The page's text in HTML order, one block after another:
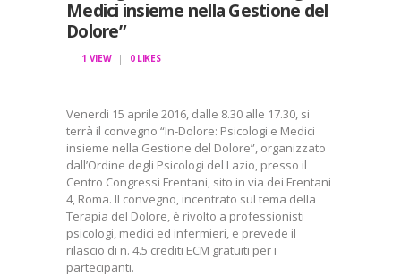
Medici insieme nella Gestione del
Dolore”
1 VIEW 0 LIKES
Venerdi 15 aprile 2016, dalle 8.30 alle 17.30, si
terrà il convegno “In-Dolore: Psicologi e Medici
insieme nella Gestione del Dolore”, organizzato
dall’Ordine degli Psicologi del Lazio, presso il
Centro Congressi Frentani, sito in via dei Frentani
4, Roma. Il convegno, incentrato sul tema della
Terapia del Dolore, è rivolto a professionisti
psicologi, medici ed infermieri, e prevede il
rilascio di n. 4.5 crediti ECM gratuiti per i
partecipanti.